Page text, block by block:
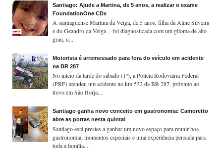
Santiago: Ajude a Martina, de 5 anos, a realizar o exame
FoundationOne CDx
A santiaguense Martina da Veiga, de 5 anos, filha da Aline Silveira
e do Geandro da Veiga , foi diagnosticada com um glioma de alto
grau, u...
Motorista é arremessado para fora do veículo em acidente
na BR 287
No início da tarde do sábado (1º), a Polícia Rodoviária Federal
(PRF) atendeu um acidente no km 532 da BR-287, próximo ao
trevo em São Borja...
Santiago ganha novo conceito em gastronomia: Camoretto
abre as portas nesta quinta!
Santiago está prestes a ganhar um novo espaço para reunir boa
gastronomia, momentos especiais e uma experiência pensada para
toda a família....